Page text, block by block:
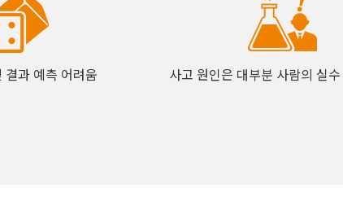
결과 예측 어려움 사고 원인은 대부분 사람의 실